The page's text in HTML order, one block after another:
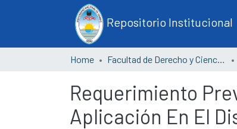
Repositorio Institucional
Home Facultad de Derecho y Ciencias Políticas
Requerimiento
Aplicación En El